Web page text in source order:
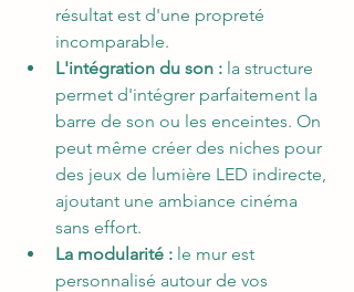
résultat est d'une propreté
incomparable.
L'intégration du son : la structure
permet d'intégrer parfaitement la
barre de son ou les enceintes. On
peut même créer des niches pour
des jeux de lumière LED indirecte,
ajoutant une ambiance cinéma
sans effort.
La modularité : le mur est
personnalisé autour de vos